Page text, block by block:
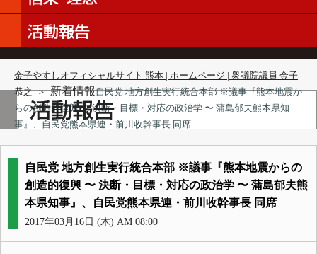
金子やすしオフィシャルサイト 熊本 | ホームページ | 衆議院議員 金子
恭之 ＞ 新着情報自民党 地方創生実行統合本部 ※議事『熊本地震か
らの創造的復興 〜 決断・目標・対応の政治学 〜 蒲島郁夫熊本県知
事』、自民党熊本県連・前川收幹事長 同席
自民党 地方創生実行統合本部 ※議事『熊本地震からの
創造的復興 〜 決断・目標・対応の政治学 〜 蒲島郁夫熊
本県知事』、自民党熊本県連・前川收幹事長 同席
2017年03月16日 (木) AM 08:00